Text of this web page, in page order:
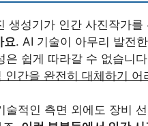
생성기가 인간 사진작가
요. AI 기술이 아무리 발전
은 쉽게 따라갈 수 없습니
인간을 완전히 대체하기 어
술적인 측면 외에도 장비